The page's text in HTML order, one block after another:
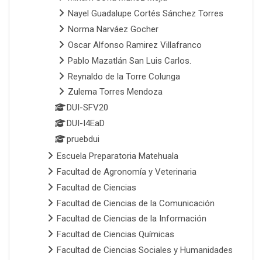
Nayel Guadalupe Cortés Sánchez Torres
Norma Narváez Gocher
Oscar Alfonso Ramirez Villafranco
Pablo Mazatlán San Luis Carlos.
Reynaldo de la Torre Colunga
Zulema Torres Mendoza
DUI-SFV20
DUI-I4EaD
pruebdui
Escuela Preparatoria Matehuala
Facultad de Agronomía y Veterinaria
Facultad de Ciencias
Facultad de Ciencias de la Comunicación
Facultad de Ciencias de la Información
Facultad de Ciencias Químicas
Facultad de Ciencias Sociales y Humanidades